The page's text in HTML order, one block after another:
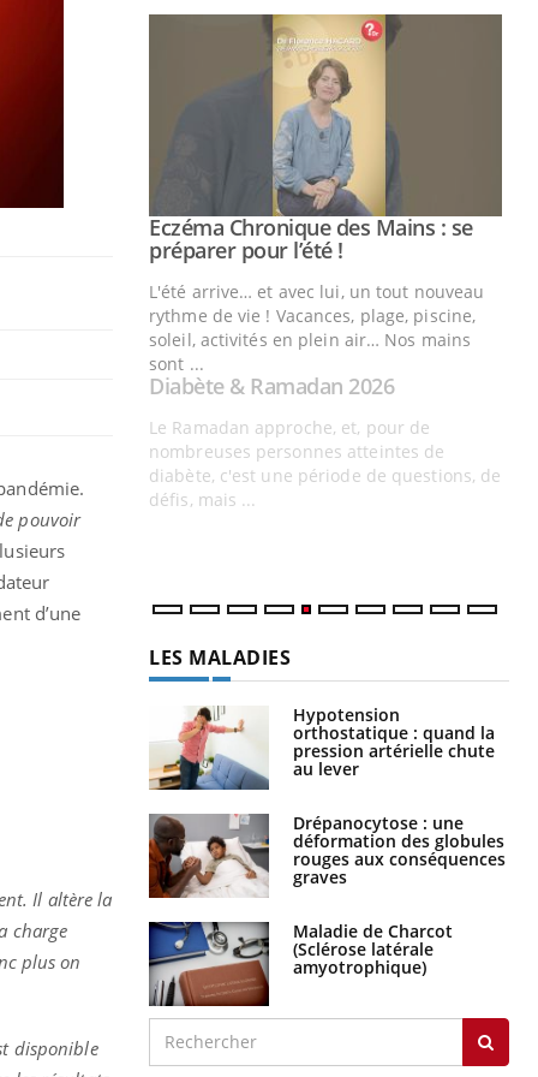
pouvoir
d’une
Il altère la
charge
plus on
disponible
LA CHAÎNE SANTÉ
Youtube
: se
tout nouveau
piscine,